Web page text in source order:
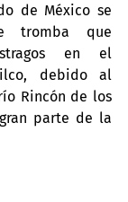
de México se
tromba que
en el
debido al
Rincón de los
parte de la